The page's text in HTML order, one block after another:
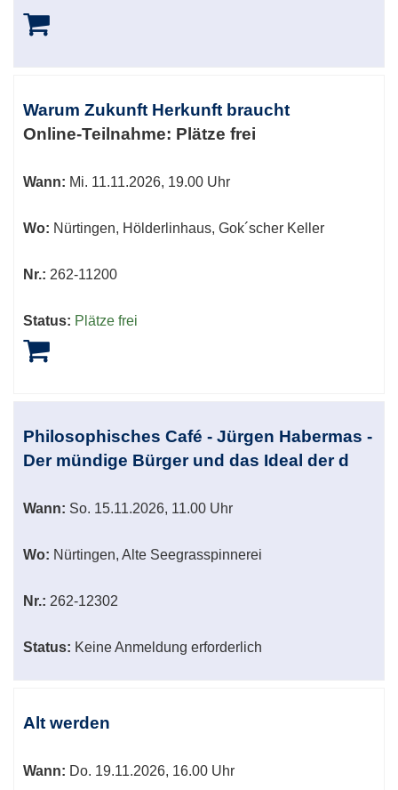
Warum Zukunft Herkunft braucht
Online-Teilnahme: Plätze frei
Wann: Mi. 11.11.2026, 19.00 Uhr
Wo: Nürtingen, Hölderlinhaus, Gok´scher Keller
Nr.: 262-11200
Status: Plätze frei
Philosophisches Café - Jürgen Habermas -
Der mündige Bürger und das Ideal der d
Wann: So. 15.11.2026, 11.00 Uhr
Wo: Nürtingen, Alte Seegrasspinnerei
Nr.: 262-12302
Status: Keine Anmeldung erforderlich
Alt werden
Wann: Do. 19.11.2026, 16.00 Uhr